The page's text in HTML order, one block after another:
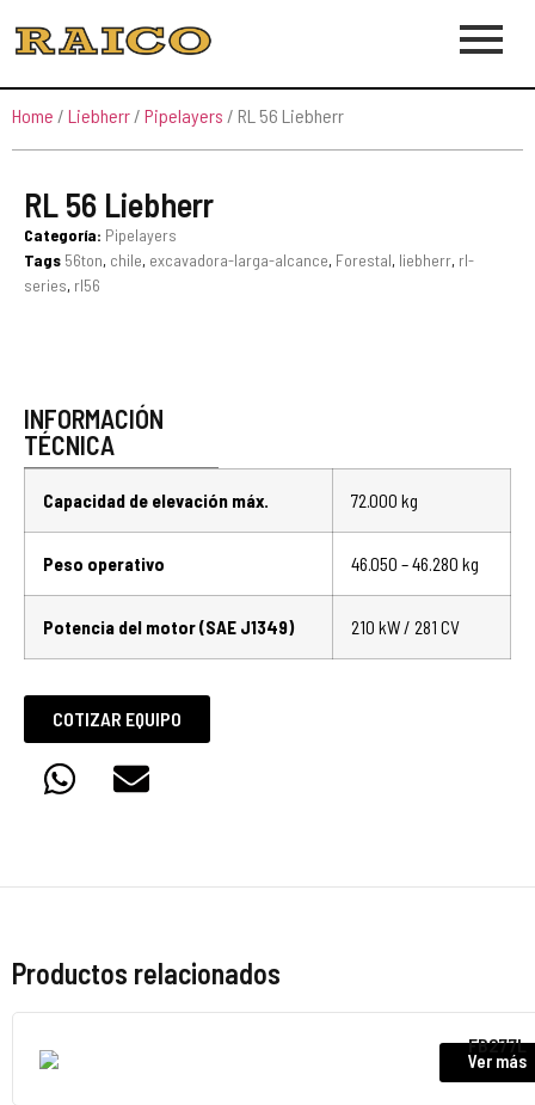
Home / Liebherr / Pipelayers / RL 56 Liebherr
RL 56 Liebherr
Categoría: Pipelayers
Tags 56ton, chile, excavadora-larga-alcance, Forestal, liebherr, rl-
series, rl56
INFORMACIÓN
TÉCNICA
Capacidad de elevación máx. 72.000 kg
Peso operativo 46.050 – 46.280 kg
Potencia del motor (SAE J1349) 210 kW / 281 CV
COTIZAR EQUIPO
Productos relacionados
FB277L
Ver más